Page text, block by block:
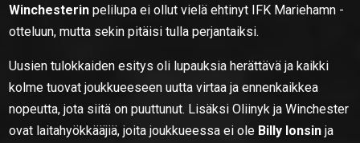
Winchesterin pelilupa ei ollut vielä ehtinyt IFK Mariehamn -
otteluun, mutta sekin pitäisi tulla perjantaiksi.
Uusien tulokkaiden esitys oli lupauksia herättävä ja kaikki
kolme tuovat joukkueeseen uutta virtaa ja ennenkaikkea
nopeutta, jota siitä on puuttunut. Lisäksi Oliinyk ja Winchester
ovat laitahyökkääjiä, joita joukkueessa ei ole Billy Ionsin ja